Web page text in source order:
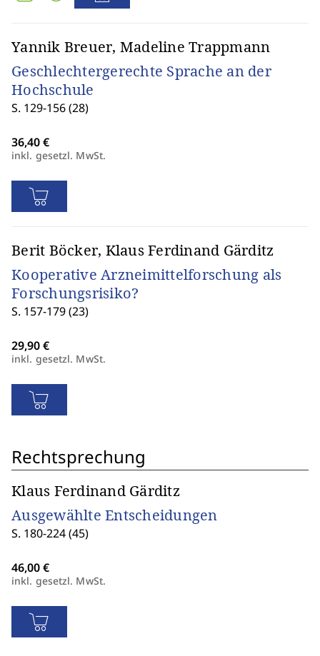
Yannik Breuer, Madeline Trappmann
Geschlechtergerechte Sprache an der
Hochschule
S. 129-156 (28)
inkl. gesetzl. MwSt.
Berit Böcker, Klaus Ferdinand Gärditz
Kooperative Arzneimittelforschung als
Forschungsrisiko?
S. 157-179 (23)
inkl. gesetzl. MwSt.
Rechtsprechung
Klaus Ferdinand Gärditz
Ausgewählte Entscheidungen
S. 180-224 (45)
inkl. gesetzl. MwSt.